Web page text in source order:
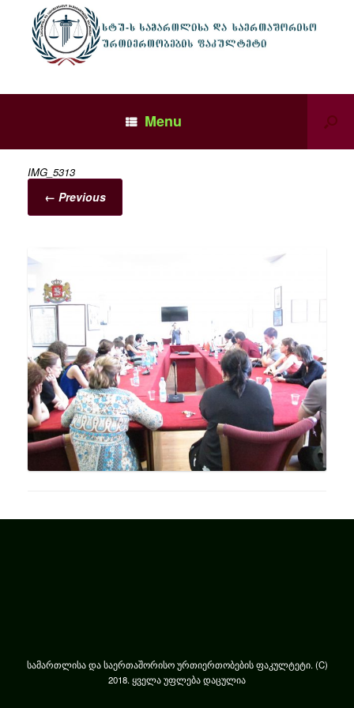
Menu
IMG_5313
← Previous
სამართლისა და საერთაშორისო ურთიერთობების ფაკულტეტი. (C)
2018. ყველა უფლება დაცულია